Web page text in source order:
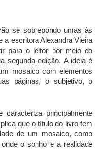
se sobrepondo umas às
a escritora Alexandra Vieira
para o leitor por meio do
segunda edição. A ideia é
mosaico com elementos
páginas, o subjetivo, o
principalmente
que o título do livro tem
de um mosaico, como
o sonho e a realidade